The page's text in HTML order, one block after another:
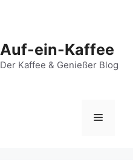
Auf-ein-Kaffee
Der Kaffee & Genießer Blog
Menü